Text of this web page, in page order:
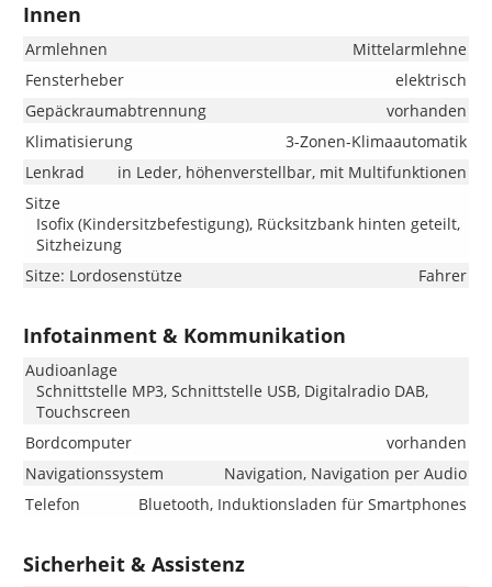
Innen
Armlehnen
Mittelarmlehne
Fensterheber
elektrisch
Gepäckraumabtrennung
vorhanden
Klimatisierung
3-Zonen-Klimaautomatik
Lenkrad
in Leder, höhenverstellbar, mit Multifunktionen
Sitze
Isofix (Kindersitzbefestigung), Rücksitzbank hinten geteilt,
Sitzheizung
Sitze: Lordosenstütze
Fahrer
Infotainment & Kommunikation
Audioanlage
Schnittstelle MP3, Schnittstelle USB, Digitalradio DAB,
Touchscreen
Bordcomputer
vorhanden
Navigationssystem
Navigation, Navigation per Audio
Telefon
Bluetooth, Induktionsladen für Smartphones
Sicherheit & Assistenz